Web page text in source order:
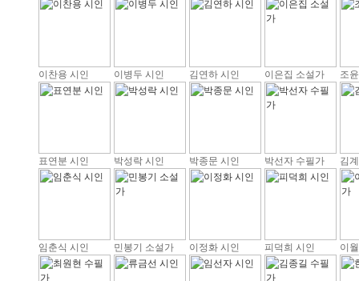
이찬용 시인 이병두 시인 김연하 시인 이은집 소설가 조
표연분 시인 박성락 시인 박종문 시인 박선자 수필가 김
임춘식 시인 민봉기 소설가 이정화 시인 피덕희 시인 이